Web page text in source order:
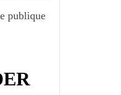
publique